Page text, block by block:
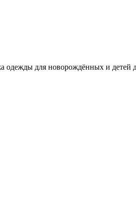
одежды для новорождённых и детей